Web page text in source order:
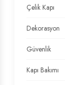
Çelik Kapı
Dekorasyon
Güvenlik
Kapı Bakımı